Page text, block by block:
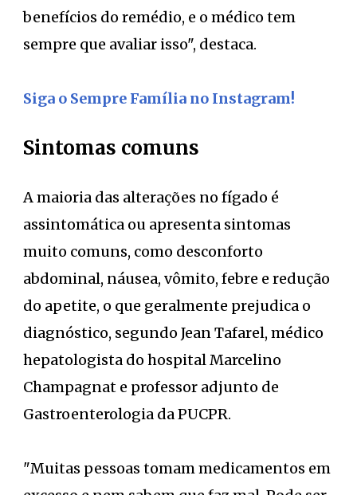
benefícios do remédio, e o médico tem
sempre que avaliar isso", destaca.
Siga o Sempre Família no Instagram!
Sintomas comuns
A maioria das alterações no fígado é
assintomática ou apresenta sintomas
muito comuns, como desconforto
abdominal, náusea, vômito, febre e redução
do apetite, o que geralmente prejudica o
diagnóstico, segundo Jean Tafarel, médico
hepatologista do hospital Marcelino
Champagnat e professor adjunto de
Gastroenterologia da PUCPR.
"Muitas pessoas tomam medicamentos em